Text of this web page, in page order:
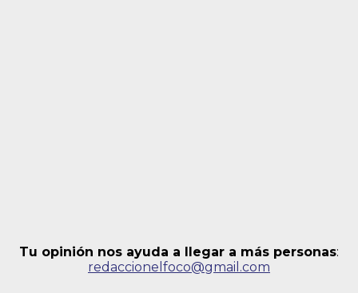
Tu opinión nos ayuda a llegar a más personas:
redaccionelfoco@gmail.com